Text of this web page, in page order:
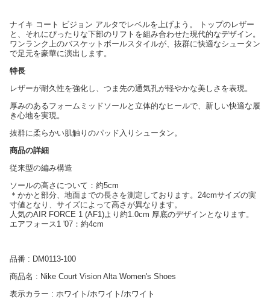
ナイキ コート ビジョン アルタでレベルを上げよう。 トップのレザー
と、それにぴったりな下部のリフトを組み合わせた現代的なデザイン。
ワンランク上のバスケットボールスタイルが、抜群に快適なシュータン
で足元を豪華に演出します。
特長
レザーが耐久性を強化し、つま先の通気孔が軽やかな美しさを表現。
厚みのあるフォームミッドソールと立体的なヒールで、新しい快適な履
き心地を実現。
抜群に柔らかい肌触りのパッド入りシュータン。
商品の詳細
従来型の編み構造
ソールの高さについて：約5cm
＊かかと部分、地面までの長さを測定しております。24cmサイズの実
寸値となり、サイズによって高さが異なります。
人気のAIR FORCE 1 (AF1)より約1.0cm 厚底のデザインとなります。
エアフォース1 '07：約4cm
品番 : DM0113-100
商品名 : Nike Court Vision Alta Women's Shoes
表示カラー : ホワイト/ホワイト/ホワイト